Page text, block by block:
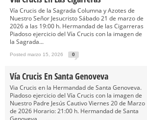
Vía Crucis de la Sagrada Columna y Azotes de
Nuestro Señor Jesucristo Sábado 21 de marzo de
2026 a las 19:00 h. Hermandad de las Cigarreras
Piadoso ejercicio del Vía Crucis con la imagen de
la Sagrada...
Posted marzo 15, 2026 0
Vía Crucis En Santa Genoveva
Via Crucis en la Hermandad de Santa Genoveva.
Piadoso ejercicio del Vía Crucis con la imagen de
Nuestro Padre Jesús Cautivo Viernes 20 de Marzo
de 2026 Horario: 21:00 h. Hermandad de Santa